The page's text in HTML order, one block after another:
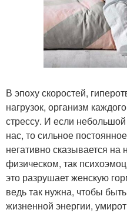
В эпоху скоростей,
нагрузок, организм
стрессу. И если
нас, то сильное
негативно сказывается
физическом, так
это разрушает женскую
ведь так нужна, чтобы
жизненной энергии,